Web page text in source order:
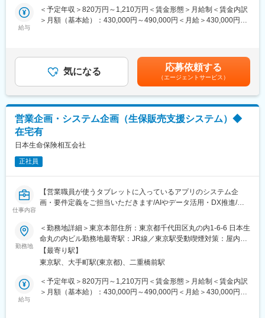
全国規模の保険サービスを支える社会的意義の高いプロジェクト
に従事でき、プロジェクトマネジメントやIT戦略推進の経験を積
入社時研修やOJT、IT・DXに関する社内勉強会など、成長をサポ
ートする体制を整えています
■就業環境
多様な働き方を推進し、ワークライフバランスにも配慮
■想定されるキャリアパス
IT戦略立案やDX推進リーダー、プロジェクトマネージャーなどへ
のキャリアアップが可能です
・コールセンターシステムのリニューアル（AIによる自動応答
含む）
・お客様のご意見・ご要望の分類・分析の自動化
■組織概要
・約4000人が1事業所に集い、多種多様な生命保険事務を行って
■キャリアパス
・大阪の事業所内の各オペレーションラインに配属し、各プロジ
ェクトをご担当いただきます
ャーやIT領域等での活躍等大阪の事業所をベースに幅広いキャリ
アが築けます。
■魅力
・ITに係る技術の知識のみならず、法務、各事業会社でのBPR経
・保険会社での保険事務オペレーション経験も即戦力としてご活
躍いただけます。
2025-1072G
変更の範囲：会社の定める業務
給与
＜予定年収＞820万円～1,210万円＜賃金形態＞月給制＜賃金内訳
＞月額（基本給）：430,000円～490,000円＜月給＞430,000円～
気になる 応募依頼する
（エージェントサービス）
営業企画・システム企画（生保販売支援システム）◆
在宅有
日本生命保険相互会社
正社員
仕事内容
【営業職員が使うタブレットに入っているアプリのシステム企
画・要件定義をご担当いただきます/AIやデータ活用・DX推進/在
■職務概要
当社では中期経営計画の中でIT・DXを柱の一つとして掲げてお
り、5万人の営業職員が活用する販売支援システムにおいても、ク
ラウド基盤や生成AI等を活用したDX化に向け取り組んでおりま
す。
入社後はビジネス課題の分析や業務要件定義、システム方式設
計、大規模プロジェクトのマネジメント等活躍のフィールドは多
勤務地
＜勤務地詳細＞東京本部住所：東京都千代田区丸の内1-6-6 日本生
命丸の内ビル勤務地最寄駅：JR線／東京駅受動喫煙対策：屋内全
面禁煙変更の範囲：会社の定める事業所
【最寄り駅】
東京駅、大手町駅(東京都)、二重橋前駅
給与
＜予定年収＞820万円～1,210万円＜賃金形態＞月給制＜賃金内訳
＞月額（基本給）：430,000円～490,000円＜月給＞430,000円～